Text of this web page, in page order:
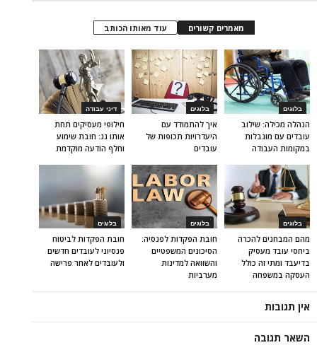
מאמרים קשורים עוד מאותו הכותב
דיני עבודה
חילופי מעסיקים תחת
אותו גג: חובת שימוע
וחלף הודעה מוקדמת
בלוגים
איך להתמודד עם
היעדרויות תכופות של
עובדים
בלוגים
הנהלה מכילה: שילוב
עובדים עם מוגבלות
במקומות העבודה
בלוגים
חובת הפקדות לביטוח
פנסיוני לעובדים חדשים
ולעובדים לאחר פרישה
בלוגים
חובת הפקדות לפנסיה:
הסיכונים המשפטיים
והשוואה למדינות
מערביות
בלוגים
מהם המבחנים להכרה
ביחסי עובד מעסיק
בדיעבד ומתי זה כולל
העסקה במשפחה
אין תגובות
השאר תגובה